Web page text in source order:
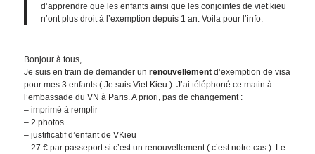
d’apprendre que les enfants ainsi que les conjointes de viet kieu
n’ont plus droit à l’exemption depuis 1 an. Voila pour l’info.
Bonjour à tous,
Je suis en train de demander un renouvellement d’exemption de visa
pour mes 3 enfants ( Je suis Viet Kieu ). J’ai téléphoné ce matin à
l’embassade du VN à Paris. A priori, pas de changement :
– imprimé à remplir
– 2 photos
– justificatif d’enfant de VKieu
– 27 € par passeport si c’est un renouvellement ( c’est notre cas ). Le